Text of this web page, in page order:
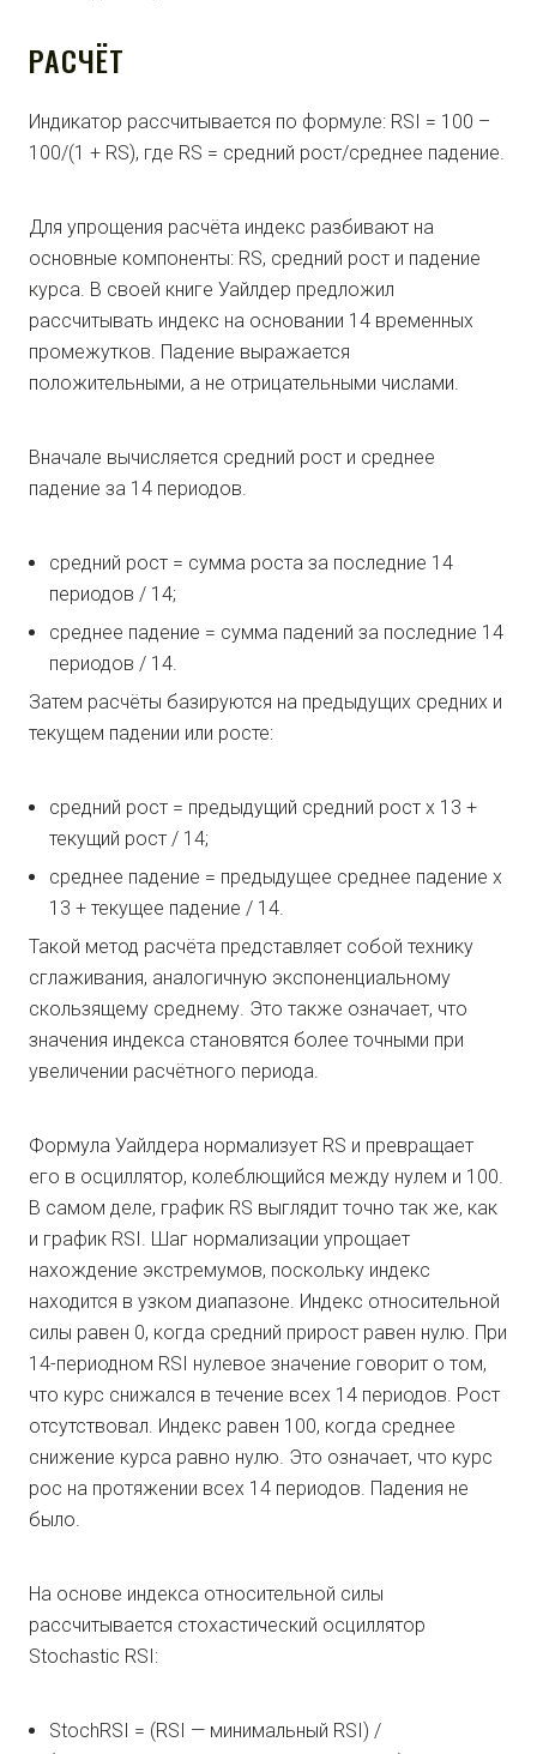
РАСЧЁТ
Индикатор рассчитывается по формуле: RSI = 100 –
100/(1 + RS), где RS = средний рост/среднее падение.
Для упрощения расчёта индекс разбивают на
основные компоненты: RS, средний рост и падение
курса. В своей книге Уайлдер предложил
рассчитывать индекс на основании 14 временных
промежутков. Падение выражается
положительными, а не отрицательными числами.
Вначале вычисляется средний рост и среднее
падение за 14 периодов.
средний рост = сумма роста за последние 14
периодов / 14;
среднее падение = сумма падений за последние 14
периодов / 14.
Затем расчёты базируются на предыдущих средних и
текущем падении или росте:
средний рост = предыдущий средний рост х 13 +
текущий рост / 14;
среднее падение = предыдущее среднее падение х
13 + текущее падение / 14.
Такой метод расчёта представляет собой технику
сглаживания, аналогичную экспоненциальному
скользящему среднему. Это также означает, что
значения индекса становятся более точными при
увеличении расчётного периода.
Формула Уайлдера нормализует RS и превращает
его в осциллятор, колеблющийся между нулем и 100.
В самом деле, график RS выглядит точно так же, как
и график RSI. Шаг нормализации упрощает
нахождение экстремумов, поскольку индекс
находится в узком диапазоне. Индекс относительной
силы равен 0, когда средний прирост равен нулю. При
14-периодном RSI нулевое значение говорит о том,
что курс снижался в течение всех 14 периодов. Рост
отсутствовал. Индекс равен 100, когда среднее
снижение курса равно нулю. Это означает, что курс
рос на протяжении всех 14 периодов. Падения не
было.
На основе индекса относительной силы
рассчитывается стохастический осциллятор
Stochastic RSI:
StochRSI = (RSI — минимальный RSI) /